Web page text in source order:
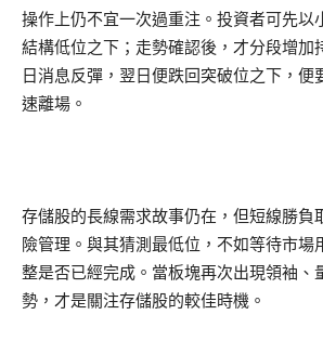
操作上仍不宜一次過重注。投資者可先以
結構低位之下；走勢確認後，才分段增加
日消息反彈，翌日便跌回突破位之下，便
速離場。
存儲股的長線需求故事仍在，但短線勝負
險管理。與其猜測最低位，不如等待市場
整是否已經完成。當板塊再次出現領袖、
勢，才是關注存儲股的較佳時機。